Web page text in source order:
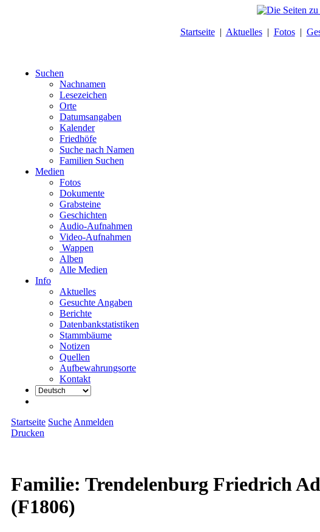
Startseite| Aktuelles| Fotos|
Suchen
Nachnamen
Lesezeichen
Orte
Datumsangaben
Kalender
Friedhöfe
Suche nach Namen
Familien Suchen
Medien
Fotos
Dokumente
Grabsteine
Geschichten
Audio-Aufnahmen
Video-Aufnahmen
Wappen
Alben
Alle Medien
Info
Aktuelles
Gesuchte Angaben
Berichte
Datenbankstatistiken
Stammbäume
Notizen
Quellen
Aufbewahrungsorte
Kontakt
Startseite Suche Anmelden
Drucken
Familie: Trendelenburg Friedrich
(F1806)